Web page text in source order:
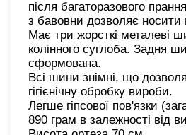
після багаторазового
з бавовни дозволяє носити
Має три жорсткі металеві
колінного суглоба. Задня
сформована.
Всі шини знімні, що
гігієнічну обробку вироби.
Легше гіпсової пов'язки
890 грам в залежності від